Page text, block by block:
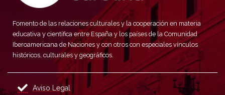
Fomento de las relaciones culturales y la cooperación en materia
educativa y científica entre España y los países de la Comunidad
Iberoamericana de Naciones y con otros con especiales vínculos
históricos, culturales y geográficos.
Aviso Legal